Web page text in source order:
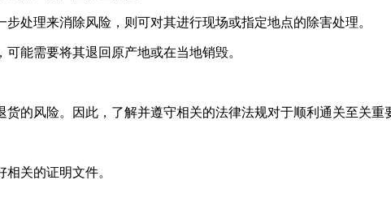
处理来消除风险，则可对其进行现场或指定地点的除害处理。
能需要将其退回原产地或在当地销毁。
风险。因此，了解并遵守相关的法律法规对于顺利通关至关重
关的证明文件。